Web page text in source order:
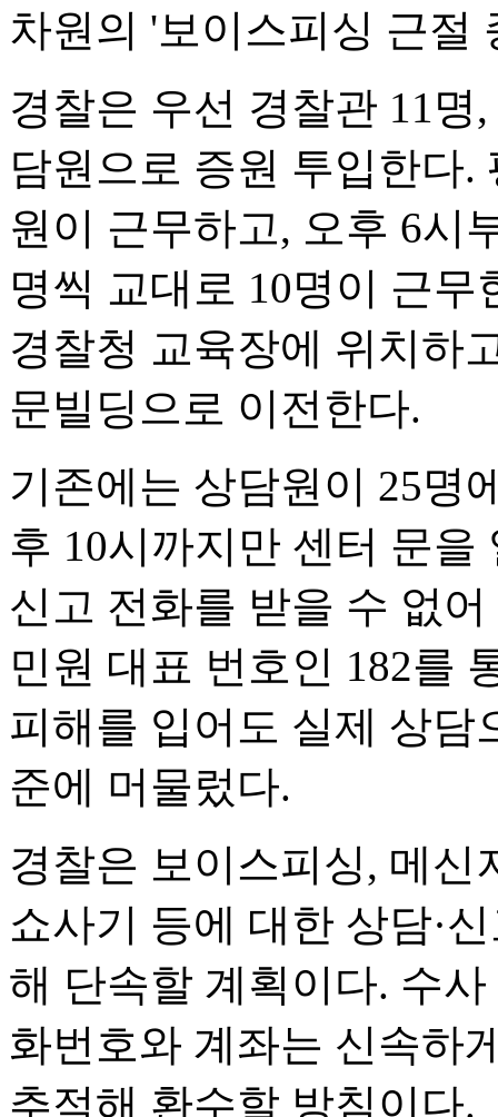
차원의 '보이스피싱 근절
경찰은 우선 경찰관 11명
담원으로 증원 투입한다.
원이 근무하고, 오후 6시
명씩 교대로 10명이 근
경찰청 교육장에 위치하
문빌딩으로 이전한다.
기존에는 상담원이 25명
후 10시까지만 센터 문
신고 전화를 받을 수 없
민원 대표 번호인 182를
피해를 입어도 실제 상담
준에 머물렀다.
경찰은 보이스피싱, 메신
쇼사기 등에 대한 상담·
해 단속할 계획이다. 수
화번호와 계좌는 신속하
추적해 환수할 방침이다.